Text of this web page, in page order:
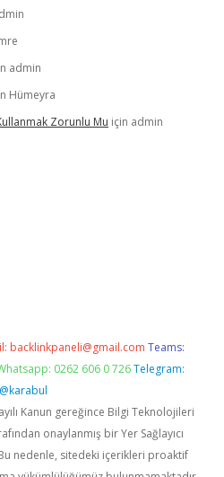
admin
Hümeyra
Zorunlu Mu için admin
backlinkpaneli@gmail.com Teams:
0262 606 0 726 Telegram:
@karabul
Kanun gereğince Bilgi Teknolojileri
onaylanmış bir Yer Sağlayıcı
nedenle, sitedeki içerikleri proaktif